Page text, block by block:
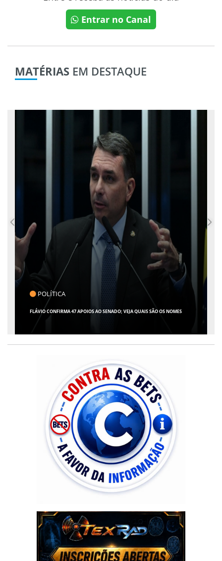
Entrar no Canal
MATÉRIAS EM DESTAQUE
POLÍTICA
FLÁVIO CONFIRMA 47 APOIOS AO SENADO; VEJA QUAIS SÃO OS NOMES